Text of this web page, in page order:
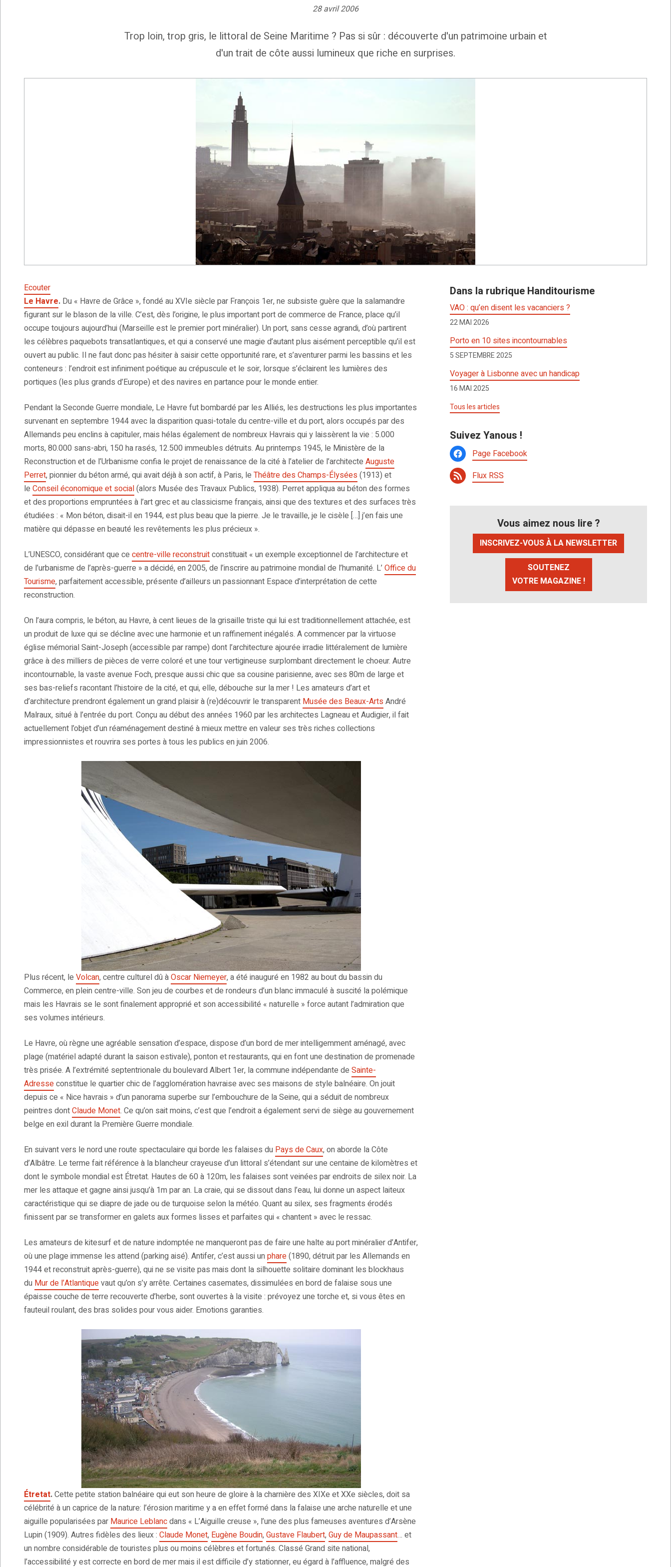
28 avril 2006
Trop loin, trop gris, le littoral de Seine Maritime ? Pas si sûr : découverte d'un patrimoine urbain et
d'un trait de côte aussi lumineux que riche en surprises.
Ecouter
Le Havre. Du « Havre de Grâce », fondé au XVIe siècle par François 1er, ne subsiste guère que la salamandre
figurant sur le blason de la ville. C’est, dès l’origine, le plus important port de commerce de France, place qu’il
occupe toujours aujourd’hui (Marseille est le premier port minéralier). Un port, sans cesse agrandi, d’où partirent
les célèbres paquebots transatlantiques, et qui a conservé une magie d’autant plus aisément perceptible qu’il est
ouvert au public. Il ne faut donc pas hésiter à saisir cette opportunité rare, et s’aventurer parmi les bassins et les
conteneurs : l’endroit est infiniment poétique au crépuscule et le soir, lorsque s’éclairent les lumières des
portiques (les plus grands d’Europe) et des navires en partance pour le monde entier.
Pendant la Seconde Guerre mondiale, Le Havre fut bombardé par les Alliés, les destructions les plus importantes
survenant en septembre 1944 avec la disparition quasi-totale du centre-ville et du port, alors occupés par des
Allemands peu enclins à capituler, mais hélas également de nombreux Havrais qui y laissèrent la vie : 5.000
morts, 80.000 sans-abri, 150 ha rasés, 12.500 immeubles détruits. Au printemps 1945, le Ministère de la
Reconstruction et de l’Urbanisme confia le projet de renaissance de la cité à l’atelier de l’architecte Auguste
Perret, pionnier du béton armé, qui avait déjà à son actif, à Paris, le Théâtre des Champs-Élysées(1913) et
le Conseil économique et social(alors Musée des Travaux Publics, 1938). Perret appliqua au béton des formes
et des proportions empruntées à l’art grec et au classicisme français, ainsi que des textures et des surfaces très
étudiées : « Mon béton, disait-il en 1944, est plus beau que la pierre. Je le travaille, je le cisèle […] j’en fais une
matière qui dépasse en beauté les revêtements les plus précieux ».
L’UNESCO, considérant que ce centre-ville reconstruitconstituait « un exemple exceptionnel de l’architecture et
de l’urbanisme de l’après-guerre » a décidé, en 2005, de l’inscrire au patrimoine mondial de l’humanité. L’Office du
Tourisme, parfaitement accessible, présente d’ailleurs un passionnant Espace d’interprétation de cette
reconstruction.
On l’aura compris, le béton, au Havre, à cent lieues de la grisaille triste qui lui est traditionnellement attachée, est
un produit de luxe qui se décline avec une harmonie et un raffinement inégalés. A commencer par la virtuose
église mémorial Saint-Joseph (accessible par rampe) dont l’architecture ajourée irradie littéralement de lumière
grâce à des milliers de pièces de verre coloré et une tour vertigineuse surplombant directement le choeur. Autre
incontournable, la vaste avenue Foch, presque aussi chic que sa cousine parisienne, avec ses 80m de large et
ses bas-reliefs racontant l’histoire de la cité, et qui, elle, débouche sur la mer ! Les amateurs d’art et
d’architecture prendront également un grand plaisir à (re)découvrir le transparent Musée des Beaux-ArtsAndré
Malraux, situé à l’entrée du port. Conçu au début des années 1960 par les architectes Lagneau et Audigier, il fait
actuellement l’objet d’un réaménagement destiné à mieux mettre en valeur ses très riches collections
impressionnistes et rouvrira ses portes à tous les publics en juin 2006.
Plus récent, le Volcan, centre culturel dû àOscar Niemeyer, a été inauguré en 1982 au bout du bassin du
Commerce, en plein centre-ville. Son jeu de courbes et de rondeurs d’un blanc immaculé à suscité la polémique
mais les Havrais se le sont finalement approprié et son accessibilité « naturelle » force autant l’admiration que
ses volumes intérieurs.
Le Havre, où règne une agréable sensation d’espace, dispose d’un bord de mer intelligemment aménagé, avec
plage (matériel adapté durant la saison estivale), ponton et restaurants, qui en font une destination de promenade
très prisée. A l’extrémité septentrionale du boulevard Albert 1er, la commune indépendante de Sainte-
Adresseconstitue le quartier chic de l’agglomération havraise avec ses maisons de style balnéaire. On jouit
depuis ce « Nice havrais » d’un panorama superbe sur l’embouchure de la Seine, qui a séduit de nombreux
peintres dontClaude Monet. Ce qu’on sait moins, c’est que l’endroit a également servi de siège au gouvernement
belge en exil durant la Première Guerre mondiale.
En suivant vers le nord une route spectaculaire qui borde les falaises du Pays de Caux, on aborde la Côte
d’Albâtre. Le terme fait référence à la blancheur crayeuse d’un littoral s’étendant sur une centaine de kilomètres et
dont le symbole mondial est Étretat. Hautes de 60 à 120m, les falaises sont veinées par endroits de silex noir. La
mer les attaque et gagne ainsi jusqu’à 1m par an. La craie, qui se dissout dans l’eau, lui donne un aspect laiteux
caractéristique qui se diapre de jade ou de turquoise selon la météo. Quant au silex, ses fragments érodés
finissent par se transformer en galets aux formes lisses et parfaites qui « chantent » avec le ressac.
Les amateurs de kitesurf et de nature indomptée ne manqueront pas de faire une halte au port minéralier d’Antifer,
où une plage immense les attend (parking aisé). Antifer, c’est aussi unphare(1890, détruit par les Allemands en
1944 et reconstruit après-guerre), qui ne se visite pas mais dont la silhouette solitaire dominant les blockhaus
du Mur de l’Atlantiquevaut qu’on s’y arrête. Certaines casemates, dissimulées en bord de falaise sous une
épaisse couche de terre recouverte d’herbe, sont ouvertes à la visite : prévoyez une torche et, si vous êtes en
fauteuil roulant, des bras solides pour vous aider. Emotions garanties.
Étretat.Cette petite station balnéaire qui eut son heure de gloire à la charnière des XIXe et XXe siècles, doit sa
célébrité à un caprice de la nature: l’érosion maritime y a en effet formé dans la falaise une arche naturelle et une
aiguille popularisées par Maurice Leblancdans « L’Aiguille creuse », l’une des plus fameuses aventures d’Arsène
Lupin (1909). Autres fidèles des lieux : Claude Monet, Eugène Boudin,Gustave Flaubert,Guy de Maupassant… et
un nombre considérable de touristes plus ou moins célèbres et fortunés. Classé Grand site national,
l’accessibilité y est correcte en bord de mer mais il est difficile d’y stationner, eu égard à l’affluence, malgré des
Dans la rubrique Handitourisme
VAO : qu’en disent les vacanciers ?
22 MAI 2026
Porto en 10 sites incontournables
5 SEPTEMBRE 2025
Voyager à Lisbonne avec un handicap
16 MAI 2025
Tous les articles
Suivez Yanous !
Page Facebook
Flux RSS
Vous aimez nous lire ?
INSCRIVEZ-VOUS À LA NEWSLETTER
SOUTENEZ
VOTRE MAGAZINE !